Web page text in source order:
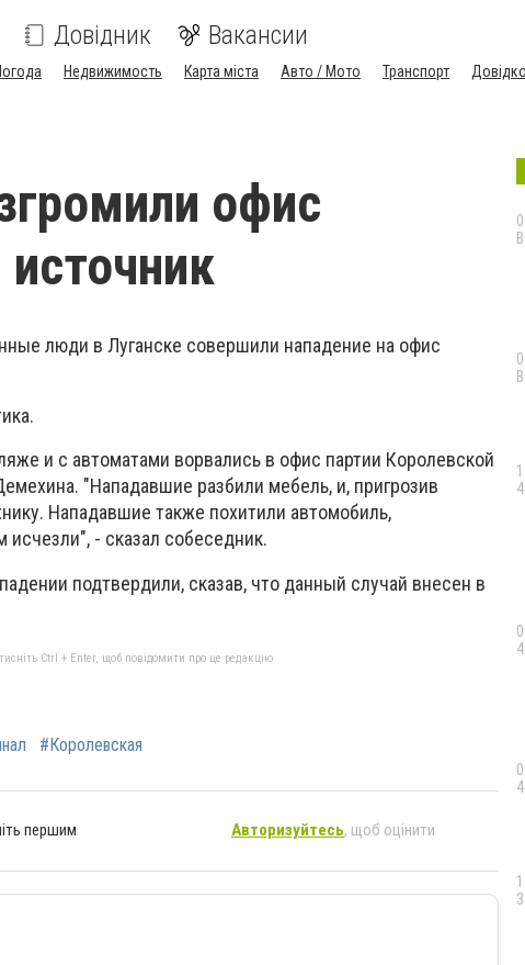
Довідник Вакансии
Недвижимость Карта міста Авто / Мото Транспорт
офис
люди в Луганске совершили нападение на офис
и с автоматами ворвались в офис партии Королевской
"Нападавшие разбили мебель, и, пригрозив
Нападавшие также похитили автомобиль,
- сказал собеседник.
подтвердили, сказав, что данный случай внесен в
Ctrl + Enter, щоб повідомити про це редакцію
#Королевская
першим Авторизуйтесь, щоб оцінити